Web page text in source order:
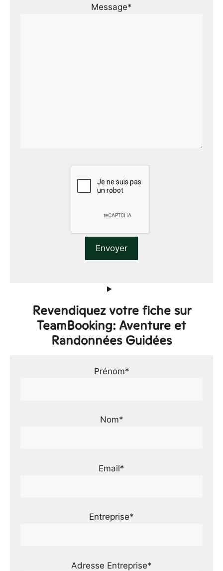
Message*
Revendiquez votre fiche sur
TeamBooking: Aventure et
Randonnées Guidées
Prénom*
Nom*
Email*
Entreprise*
Adresse Entreprise*